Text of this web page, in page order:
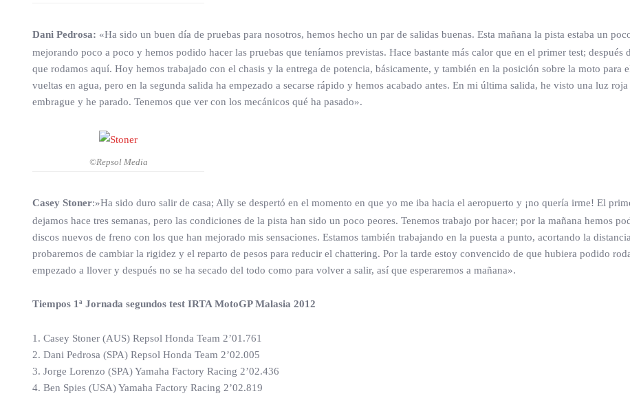
Dani Pedrosa: «Ha sido un buen día de pruebas para nosotros, hemos hecho un par de salidas buenas. Esta mañana la pista estaba un
mejorando poco a poco y hemos podido hacer las pruebas que teníamos previstas. Hace bastante más calor que en el primer test;
que rodamos aquí. Hoy hemos trabajado con el chasis y la entrega de potencia, básicamente, y también en la posición sobre la moto para
vueltas en agua, pero en la segunda salida ha empezado a secarse rápido y hemos acabado antes. En mi última salida, he visto una luz
embrague y he parado. Tenemos que ver con los mecánicos qué ha pasado».
©Repsol Media
Casey Stoner:»Ha sido duro salir de casa; Ally se despertó en el momento en que yo me iba hacia el aeropuerto y ¡no quería irme! El
dejamos hace tres semanas, pero las condiciones de la pista han sido un poco peores. Tenemos trabajo por hacer; por la mañana hemos
discos nuevos de freno con los que han mejorado mis sensaciones. Estamos también trabajando en la puesta a punto, acortando la
probaremos de cambiar la rigidez y el reparto de pesos para reducir el chattering. Por la tarde estoy convencido de que hubiera podido
empezado a llover y después no se ha secado del todo como para volver a salir, así que esperaremos a mañana».
Tiempos 1ª Jornada segundos test IRTA MotoGP Malasia 2012
1. Casey Stoner (AUS) Repsol Honda Team 2’01.761
2. Dani Pedrosa (SPA) Repsol Honda Team 2’02.005
3. Jorge Lorenzo (SPA) Yamaha Factory Racing 2’02.436
4. Ben Spies (USA) Yamaha Factory Racing 2’02.819